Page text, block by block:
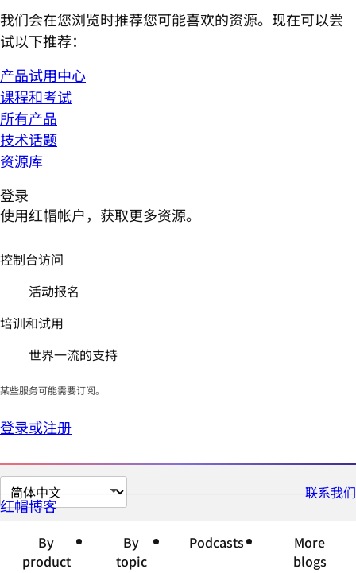
我们会在您浏览时推荐您可能喜欢的资源。现在可以尝
试以下推荐：
产品试用中心
课程和考试
所有产品
技术话题
资源库
登录
使用红帽帐户，获取更多资源。
控制台访问
活动报名
培训和试用
世界一流的支持
某些服务可能需要订阅。
登录或注册
切
换
联系我们
红帽博客
By
product
By
topic
Podcasts
More
blogs